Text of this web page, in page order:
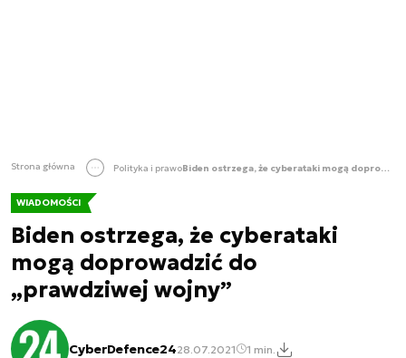
Strona główna Polityka i prawo Biden ostrzega, że cyberataki mogą doprowadzić do „prawdziwej wojny”
WIADOMOŚCI
Biden ostrzega, że cyberataki
mogą doprowadzić do
„prawdziwej wojny”
CyberDefence2428.07.2021 1 min.